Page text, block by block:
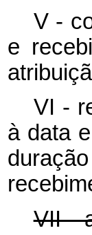
V -
e
VI -
à data
VII -